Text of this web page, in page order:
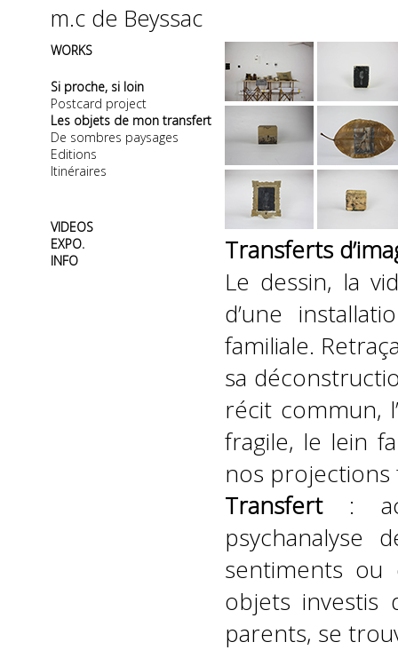
m.c de Beyssac
WORKS
Si proche, si loin
Postcard project
Les objets de mon transfert
De sombres paysages
Editions
Itinéraires
VIDEOS
EXPO.
INFO
Transferts
Le dessin, la
d’une
familiale.
sa
récit commun,
fragile, le lein
nos projections
Transfert :
psychanalyse
sentiments ou
objets investis
parents, se